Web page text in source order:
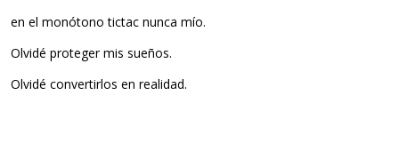
en el monótono tictac nunca mío.
Olvidé proteger mis sueños.
Olvidé convertirlos en realidad.